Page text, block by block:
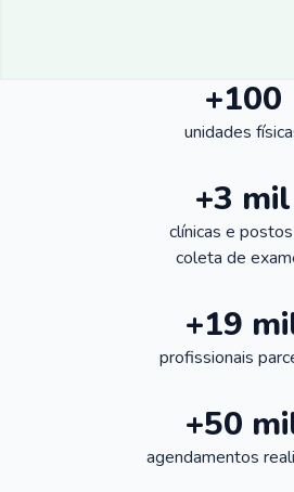
+100
unidades
+3 mil
clínicas e
coleta de
+19
profissionais
+50
agendamentos